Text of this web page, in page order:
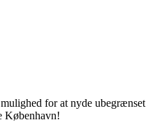
for at nyde
København!